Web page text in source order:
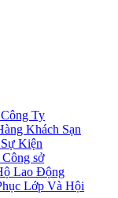
Ty
Khách Sạn
Kiện
sở
Lao Động
Lớp Và Hội